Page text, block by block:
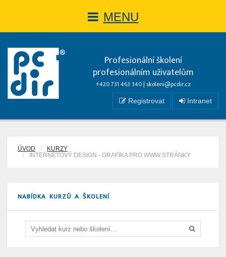
MENU
Profesionální školení
profesionálním uživatelům
+420 731 463 340 | skoleni@pcdir.cz
Registrovat Intranet
ÚVOD
KURZY
INTERNETOVÝ DESIGN - GRAFIKA PRO WWW STRÁNKY
NABÍDKA KURZŮ A ŠKOLENÍ